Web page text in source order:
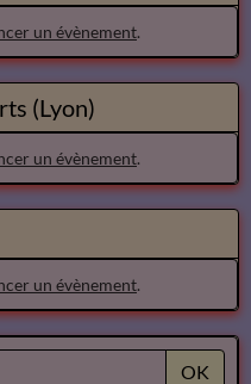
un évènement.
(Lyon)
un évènement.
un évènement.
OK